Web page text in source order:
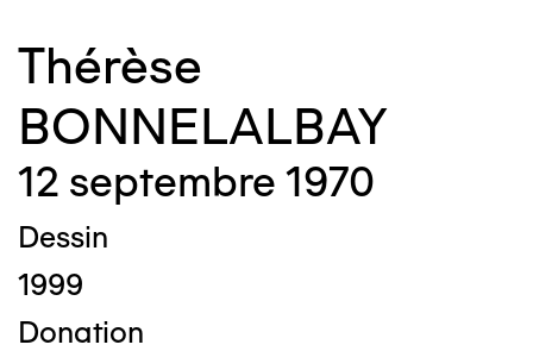
Thérèse
BONNELALBAY
12 septembre 1970
Dessin
1999
Donation